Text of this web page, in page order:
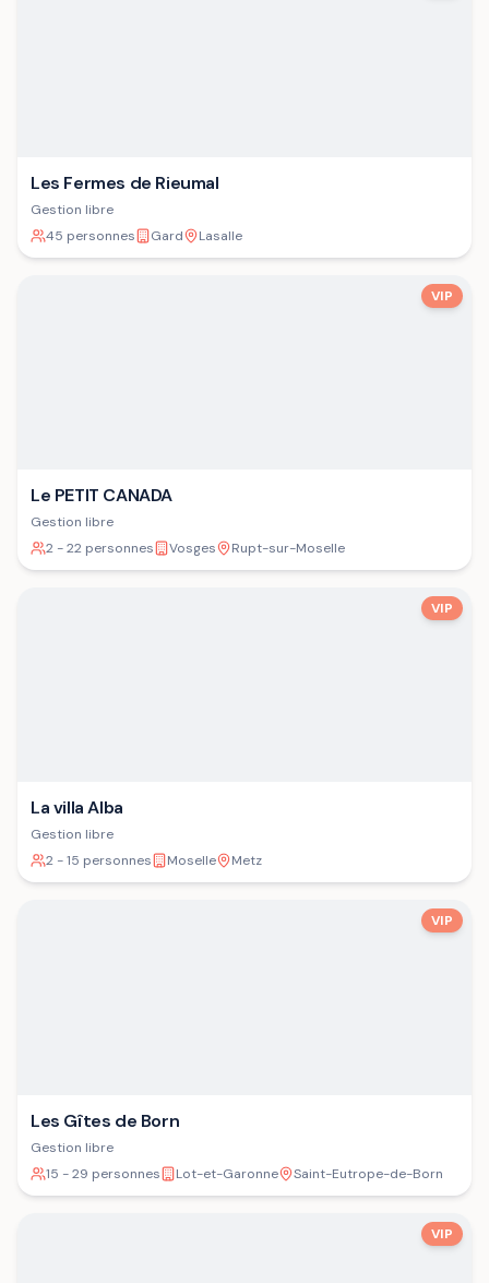
Les Fermes de Rieumal
Gestion libre
45 personnes
Gard Lasalle
VIP
Le PETIT CANADA
Gestion libre
2 - 22 personnes
Vosges Rupt-sur-Moselle
VIP
La villa Alba
Gestion libre
2 - 15 personnes
Moselle Metz
VIP
Les Gîtes de Born
Gestion libre
15 - 29 personnes
Lot-et-Garonne Saint-Eutrope-de-Born
VIP